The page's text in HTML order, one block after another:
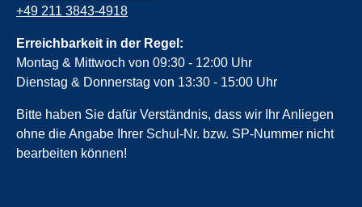
+49 211 3843-4918
Erreichbarkeit in der Regel:
Montag & Mittwoch von 09:30 - 12:00 Uhr
Dienstag & Donnerstag von 13:30 - 15:00 Uhr
Bitte haben Sie dafür Verständnis, dass wir Ihr Anliegen
ohne die Angabe Ihrer Schul-Nr. bzw. SP-Nummer nicht
bearbeiten können!